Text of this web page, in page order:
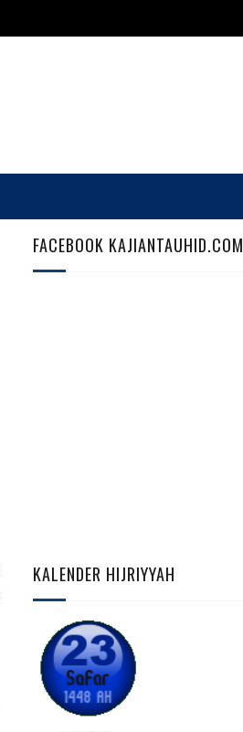
FACEBOOK KAJIANTAUHID.COM
KALENDER HIJRIYYAH